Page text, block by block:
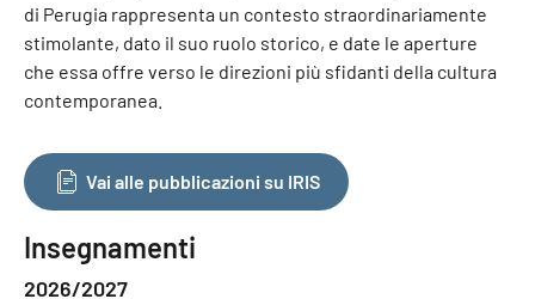
di Perugia rappresenta un contesto straordinariamente
stimolante, dato il suo ruolo storico, e date le aperture
che essa offre verso le direzioni più sfidanti della cultura
contemporanea.
Vai alle pubblicazioni su IRIS
Insegnamenti
2026/2027